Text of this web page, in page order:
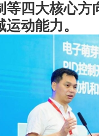
等四大核心
动能力。